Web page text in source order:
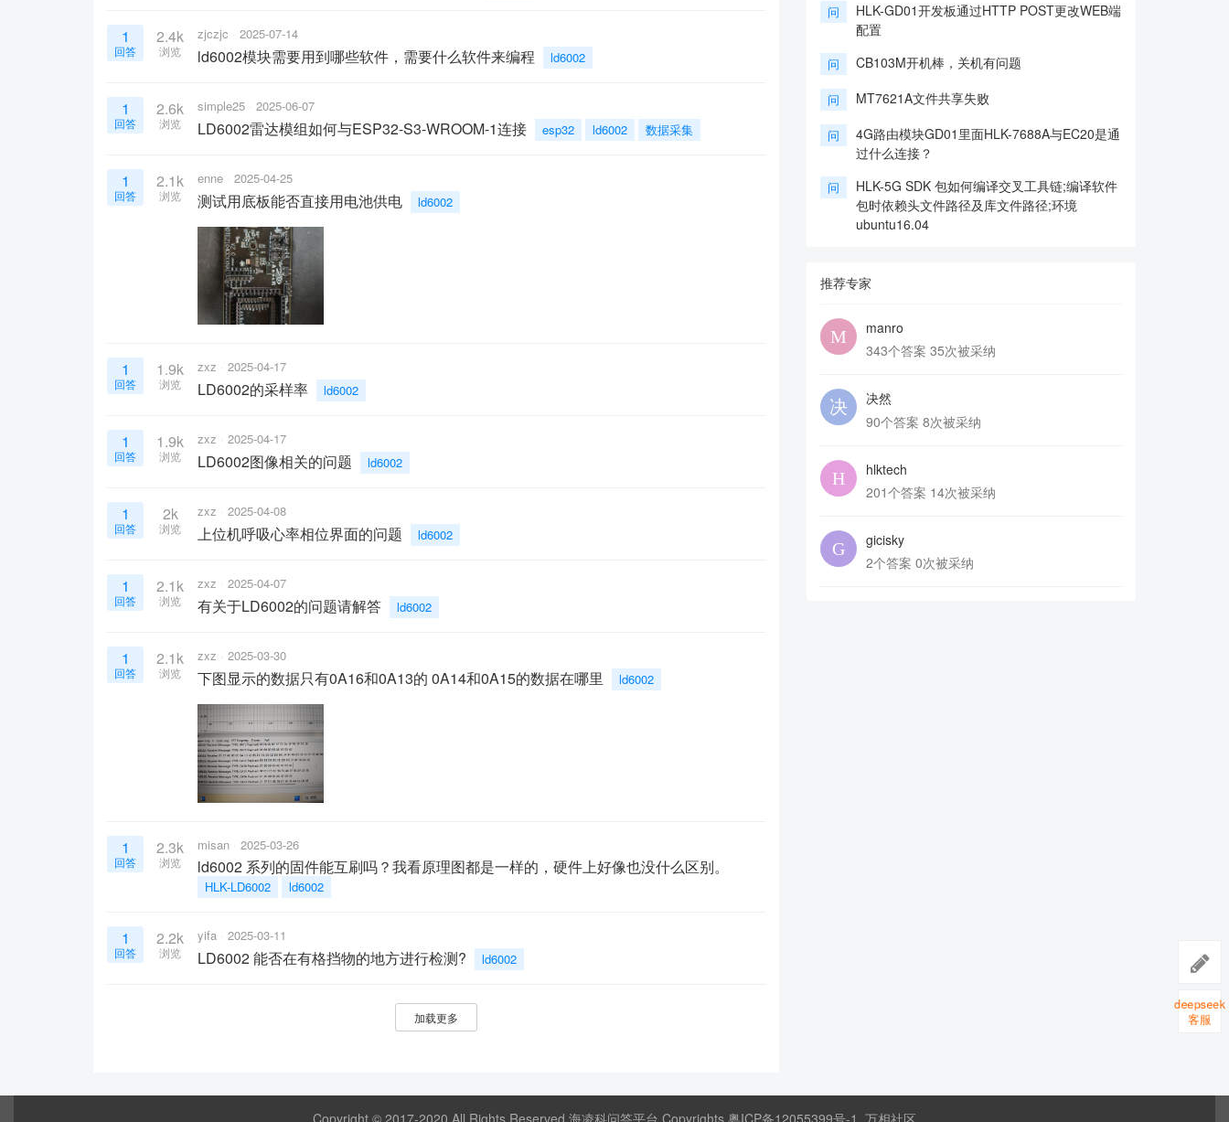
1
回答
2.4k
浏览
zjczjc 2025-07-14
ld6002模块需要用到哪些软件，需要什么软件来编程 ld6002
1
回答
2.6k
浏览
simple25 2025-06-07
LD6002雷达模组如何与ESP32-S3-WROOM-1连接 esp32 ld6002 数据采集
1
回答
2.1k
浏览
enne 2025-04-25
测试用底板能否直接用电池供电 ld6002
1
回答
1.9k
浏览
zxz 2025-04-17
LD6002的采样率 ld6002
1
回答
1.9k
浏览
zxz 2025-04-17
LD6002图像相关的问题 ld6002
1
回答
2k
浏览
zxz 2025-04-08
上位机呼吸心率相位界面的问题 ld6002
1
回答
2.1k
浏览
zxz 2025-04-07
有关于LD6002的问题请解答 ld6002
1
回答
2.1k
浏览
zxz 2025-03-30
下图显示的数据只有0A16和0A13的 0A14和0A15的数据在哪里 ld6002
1
回答
2.3k
浏览
misan 2025-03-26
ld6002 系列的固件能互刷吗？我看原理图都是一样的，硬件上好像也没什么区别。
HLK-LD6002 ld6002
1
回答
2.2k
浏览
yifa 2025-03-11
LD6002 能否在有格挡物的地方进行检测? ld6002
加载更多
问
HLK-GD01开发板通过HTTP POST更改WEB端
配置
问 CB103M开机棒，关机有问题
问 MT7621A文件共享失败
问
4G路由模块GD01里面HLK-7688A与EC20是通
过什么连接？
问
HLK-5G SDK 包如何编译交叉工具链;编译软件
包时依赖头文件路径及库文件路径;环境
ubuntu16.04
推荐专家
manro
343个答案 35次被采纳
决然
90个答案 8次被采纳
hlktech
201个答案 14次被采纳
gicisky
2个答案 0次被采纳
Copyright © 2017-2020 All Rights Reserved 海凌科问答平台 Copyrights 粤ICP备12055399号-1 万相社区
客服